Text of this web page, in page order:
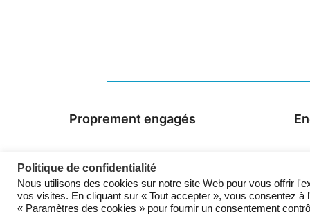
Proprement engagés
Politique de confidentialité
Nous utilisons des cookies sur notre site Web pour vous offrir
vos visites. En cliquant sur « Tout accepter », vous consentez
« Paramètres des cookies » pour fournir un consentement